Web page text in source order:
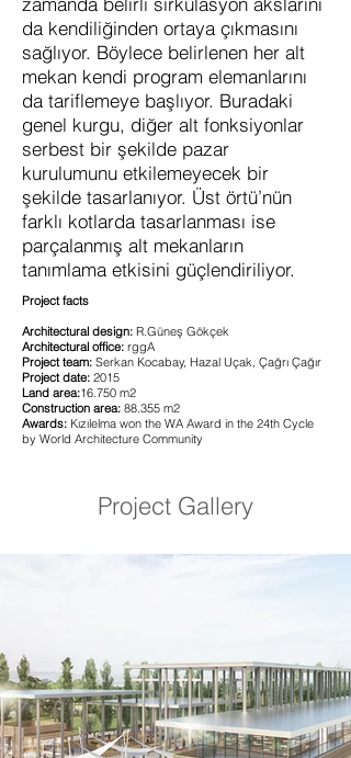
da kendiliğinden ortaya çıkmasını
sağlıyor. Böylece belirlenen her alt
mekan kendi program elemanlarını
da tariflemeye başlıyor. Buradaki
genel kurgu, diğer alt fonksiyonlar
serbest bir şekilde pazar
kurulumunu etkilemeyecek bir
şekilde tasarlanıyor. Üst örtü’nün
farklı kotlarda tasarlanması ise
parçalanmış alt mekanların
tanımlama etkisini güçlendiriliyor.
Project facts
Architectural design: R.Güneş Gökçek
Architectural office: rggA
Project team: Serkan Kocabay, Hazal Uçak, Çağrı Çağır
Project date: 2015
Land area:16.750 m2
Construction area: 88.355 m2
Awards: Kızılelma won the WA Award in the 24th Cycle
by World Architecture Community
Project Gallery